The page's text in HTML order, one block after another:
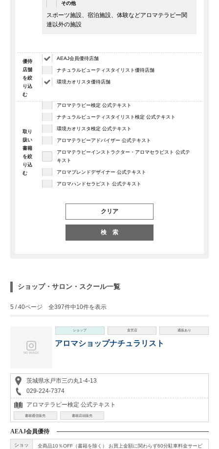
その他
スポーツ施設、宿泊施設、体験などアロマテラピー関
連以外の施設
優待
店舗
を絞
り込
む
AEAJ会員優待店舗
ナチュラルビューティスタイリスト優待店舗
環境カオリスタ優待店舗
取り
扱い
書籍
を絞
り込
む
アロマテラピー検定 公式テキスト
ナチュラルビューティスタイリスト検定 公式テキスト
環境カオリスタ検定 公式テキスト
アロマテラピーアドバイザー 公式テキスト
アロマテラピーインストラクター・アロマセラピスト 公式テ
キスト
アロマブレンドデザイナー 公式テキスト
アロマハンドセラピスト 公式テキスト
クリア
検 索
ショップ・サロン・スクール一覧
5 / 40ページ 全397件中10件を表示
ショップ 直営店 通販あり
アロマショップナチュラリスト
茨城県水戸市三の丸1-4-13
029-224-7374
アロマテラピー検定 公式テキスト
書籍通信販売 書籍店頭販売
AEAJ会員優待
ショッ
全商品10％OFF（書籍を除く） お買上金額に関わらず60分駐車料金サービ